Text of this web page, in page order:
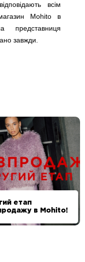
всім
Mohito в
представниця
завжди.
етап
в Mohito!